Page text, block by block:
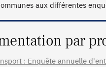
par
: Enquête annuelle